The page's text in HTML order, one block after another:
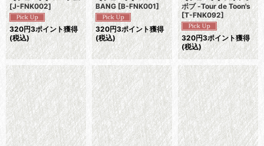
[J-FNK002]
320円3ポイント獲得
(税込)
BANG [B-FNK001]
320円3ポイント獲得
(税込)
ボブ -Tour de Toon's
[T-FNK092]
320円3ポイント獲得
(税込)